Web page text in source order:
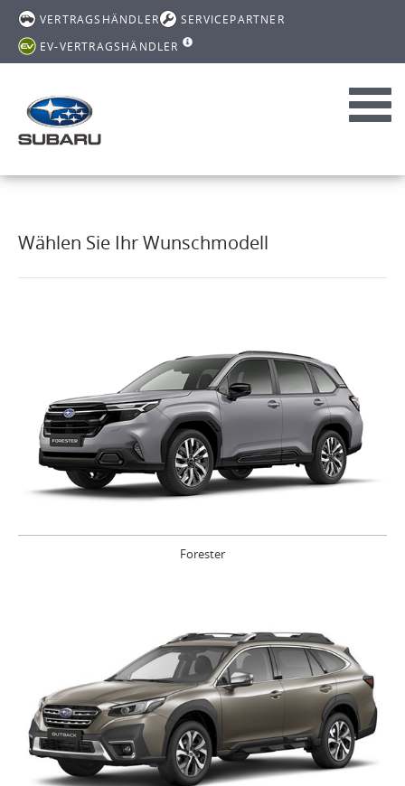
VERTRAGSHÄNDLER
SERVICEPARTNER
EV-VERTRAGSHÄNDLER
Wählen Sie Ihr Wunschmodell
Forester